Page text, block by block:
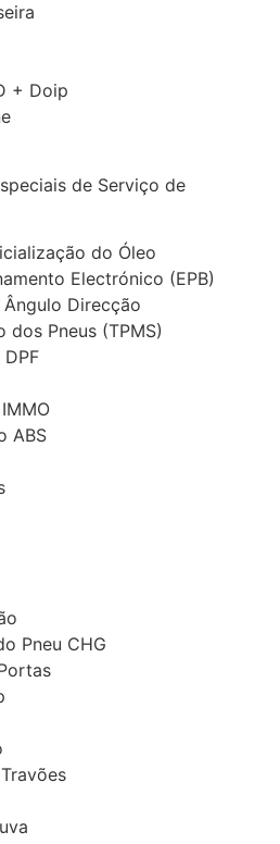
+ Doip
de Serviço de
do Óleo
Electrónico (EPB)
Ângulo Direcção
dos Pneus (TPMS)
ABS
Pneu CHG